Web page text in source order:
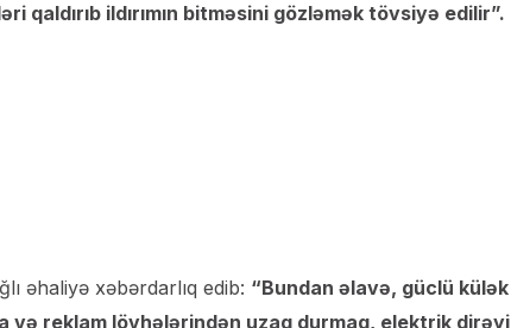
ildırımın bitməsini gözləmək tövsiyə edilir”.
əhaliyə xəbərdarlıq edib: “Bundan əlavə, güclü külək
və reklam lövhələrindən uzaq durmaq, elektrik dirəyi